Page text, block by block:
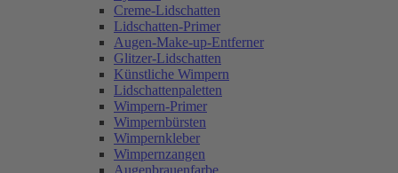
Creme-Lidschatten
Lidschatten-Primer
Augen-Make-up-Entferner
Glitzer-Lidschatten
Künstliche Wimpern
Lidschattenpaletten
Wimpern-Primer
Wimpernbürsten
Wimpernkleber
Wimpernzangen
Augenbrauenfarbe